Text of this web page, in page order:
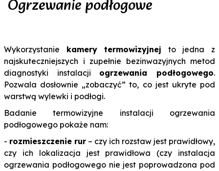
Ogrzewanie podłogowe
Wykorzystanie kamery termowizyjnej to jedna z
najskuteczniejszych i zupełnie bezinwazyjnych metod
diagnostyki instalacji ogrzewania podłogowego.
Pozwala dosłownie „zobaczyć” to, co jest ukryte pod
warstwą wylewki i podłogi.
Badanie termowizyjne instalacji ogrzewania
podłogowego pokaże nam:
- rozmieszczenie rur – czy ich rozstaw jest prawidłowy,
czy ich lokalizacja jest prawidłowa (czy instalacja
ogrzewania podłogowego nie jest poprowadzona pod